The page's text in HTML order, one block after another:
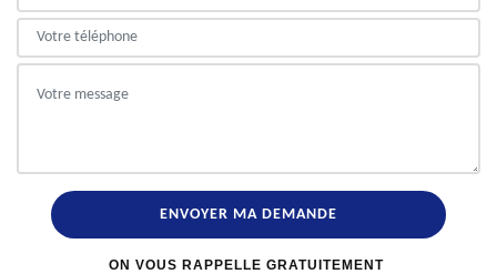
ON VOUS RAPPELLE GRATUITEMENT